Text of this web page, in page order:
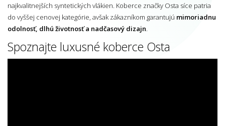
najkvalitnejších syntetických vlákien. Koberce značky Osta síce patria
do vyššej cenovej kategórie, avšak zákazníkom garantujú mimoriadnu
odolnosť, dlhú životnosť a nadčasový dizajn.
Spoznajte luxusné koberce Osta